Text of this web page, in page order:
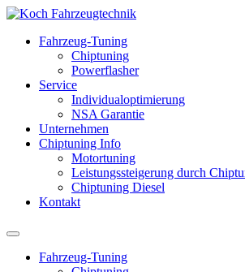
Fahrzeug-Tuning
Chiptuning
Powerflasher
Service
Individualoptimierung
NSA Garantie
Unternehmen
Chiptuning Info
Motortuning
Leistungssteigerung durch
Chiptuning Diesel
Kontakt
Fahrzeug-Tuning